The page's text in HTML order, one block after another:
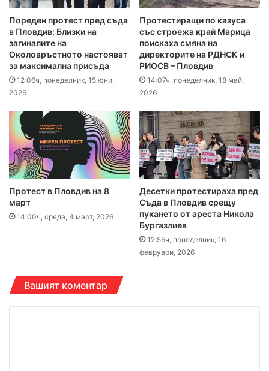
Пореден протест пред съда
в Пловдив: Близки на
загиналите на
Околовръстното настояват
за максимална присъда
12:06ч, понеделник, 15 юни,
2026
Протестиращи по казуса
със строежа край Марица
поискаха смяна на
директорите на РДНСК и
РИОСВ – Пловдив
14:07ч, понеделник, 18 май,
2026
Протест в Пловдив на 8
март
14:00ч, сряда, 4 март, 2026
Десетки протестираха пред
Съда в Пловдив срещу
пукането от ареста Никола
Бургазлиев
12:55ч, понеделник, 16
февруари, 2026
Вашият коментар